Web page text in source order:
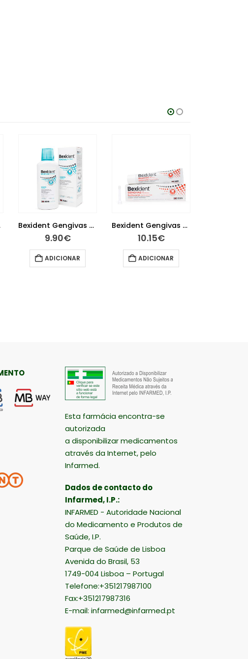
ml Bexident Gengivas Colutório Triclosan 250 ml
9.90€
ADICIONAR
Bexident Gengivas Gel Dentário Clorohexidina 75 ml
10.15€
ADICIONAR
Esta farmácia encontra-se
autorizada
a disponibilizar medicamentos
através da Internet, pelo
Infarmed.
Dados de contacto do
Infarmed, I.P.:
INFARMED - Autoridade Nacional
do Medicamento e Produtos de
Saúde, I.P.
Parque de Saúde de Lisboa
Avenida do Brasil, 53
1749-004 Lisboa – Portugal
Telefone:+351217987100
Fax:+351217987316
E-mail: infarmed@infarmed.pt